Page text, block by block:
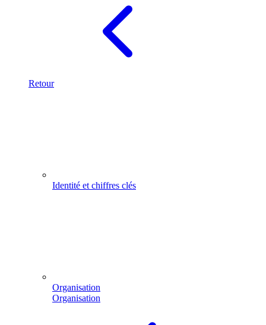
Retour
Identité et chiffres clés
Organisation
Organisation